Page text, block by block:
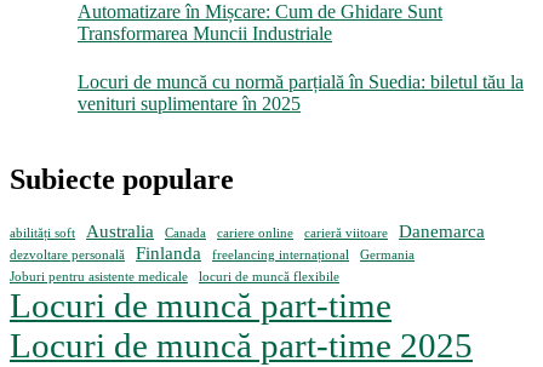
Automatizare în Mișcare: Cum de Ghidare Sunt
Transformarea Muncii Industriale
Locuri de muncă cu normă parțială în Suedia: biletul tău la
venituri suplimentare în 2025
Subiecte populare
abilități soft Australia Canada cariere online carieră viitoare Danemarca
dezvoltare personală Finlanda freelancing internațional
Germania
Joburi pentru asistente medicale
locuri de muncă flexibile
Locuri de muncă part-time
Locuri de muncă part-time 2025